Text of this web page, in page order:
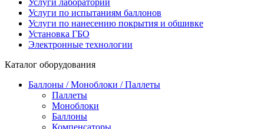
Услуги лабораторий
Услуги по испытаниям баллонов
Услуги по нанесению покрытия и обшивке
Установка ГБО
Электронные технологии
Каталог оборудования
Баллоны / Моноблоки / Паллеты
Паллеты
Моноблоки
Баллоны
Компенсаторы